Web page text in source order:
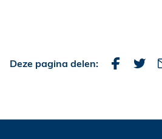
Deze pagina delen: